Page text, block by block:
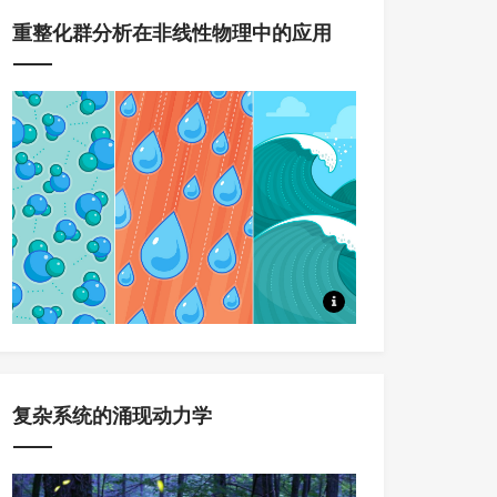
重整化群分析在非线性物理中的应用
本系列课程，将系统讲述重整
复杂系统的涌现动力学